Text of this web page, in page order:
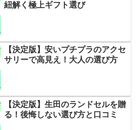
紐解く極上ギフト選び
【決定版】安いプチプラのアクセ
サリーで高見え！大人の選び方
【決定版】生田のランドセルを贈
る！後悔しない選び方と口コミ